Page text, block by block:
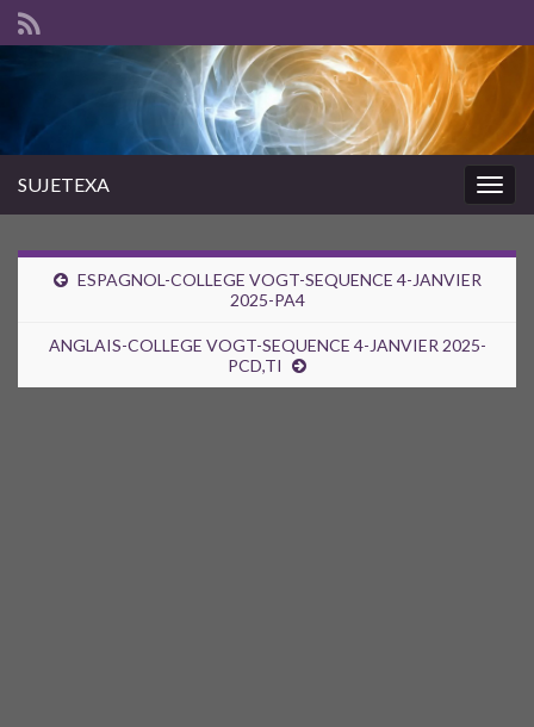
SUJETEXA
ESPAGNOL-COLLEGE VOGT-SEQUENCE 4-JANVIER
2025-PA4
ANGLAIS-COLLEGE VOGT-SEQUENCE 4-JANVIER 2025-
PCD,TI